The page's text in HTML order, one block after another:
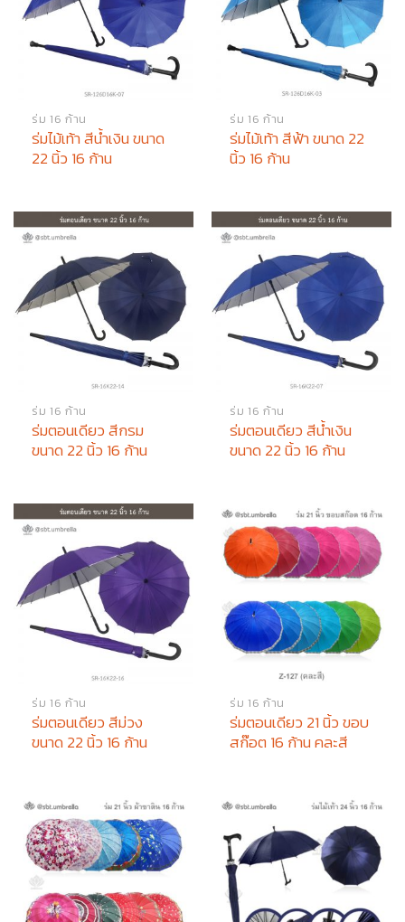
ร่ม 16 ก้าน
ร่มไม้เท้า สีน้ำเงิน ขนาด
22 นิ้ว 16 ก้าน
ร่ม 16 ก้าน
ร่มไม้เท้า สีฟ้า ขนาด 22
นิ้ว 16 ก้าน
ร่ม 16 ก้าน
ร่มตอนเดียว สีกรม
ขนาด 22 นิ้ว 16 ก้าน
ร่ม 16 ก้าน
ร่มตอนเดียว สีน้ำเงิน
ขนาด 22 นิ้ว 16 ก้าน
ร่ม 16 ก้าน
ร่มตอนเดียว สีม่วง
ขนาด 22 นิ้ว 16 ก้าน
ร่ม 16 ก้าน
ร่มตอนเดียว 21 นิ้ว ขอบ
สก๊อต 16 ก้าน คละสี